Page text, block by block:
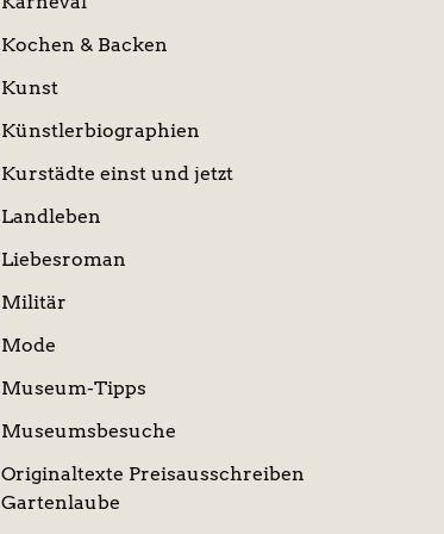
Kochen & Backen
Kunst
Künstlerbiographien
Kurstädte einst und jetzt
Landleben
Liebesroman
Militär
Mode
Museum-Tipps
Museumsbesuche
Originaltexte Preisausschreiben
Gartenlaube